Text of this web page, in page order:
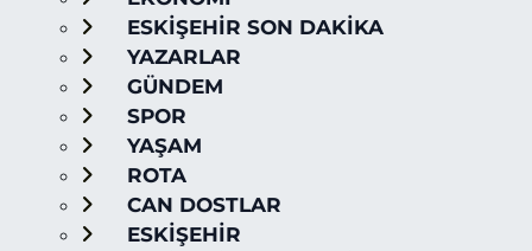
ESKİŞEHİR SON DAKİKA
YAZARLAR
GÜNDEM
SPOR
YAŞAM
ROTA
CAN DOSTLAR
ESKİŞEHİR